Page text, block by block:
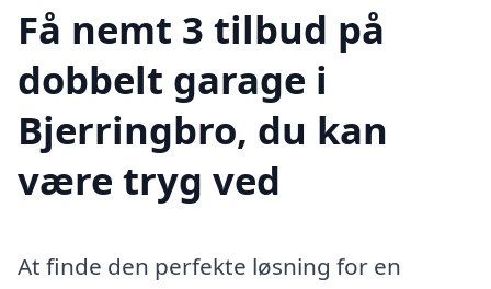
Få nemt 3 tilbud på
dobbelt garage i
Bjerringbro, du kan
være tryg ved
At finde den perfekte løsning for en